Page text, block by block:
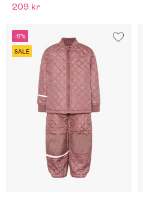
209 kr
-17%
SALE